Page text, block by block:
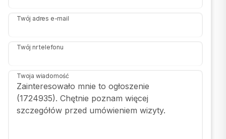
Twój adres e-mail
Twój nr telefonu
Twoja wiadomość